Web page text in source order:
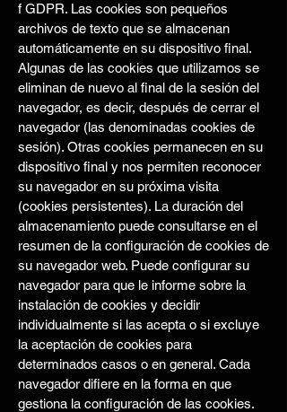
f GDPR. Las cookies son pequeños
archivos de texto que se almacenan
automáticamente en su dispositivo final.
Algunas de las cookies que utilizamos se
eliminan de nuevo al final de la sesión del
navegador, es decir, después de cerrar el
navegador (las denominadas cookies de
sesión). Otras cookies permanecen en su
dispositivo final y nos permiten reconocer
su navegador en su próxima visita
(cookies persistentes). La duración del
almacenamiento puede consultarse en el
resumen de la configuración de cookies de
su navegador web. Puede configurar su
navegador para que le informe sobre la
instalación de cookies y decidir
individualmente si las acepta o si excluye
la aceptación de cookies para
determinados casos o en general. Cada
navegador difiere en la forma en que
gestiona la configuración de las cookies.